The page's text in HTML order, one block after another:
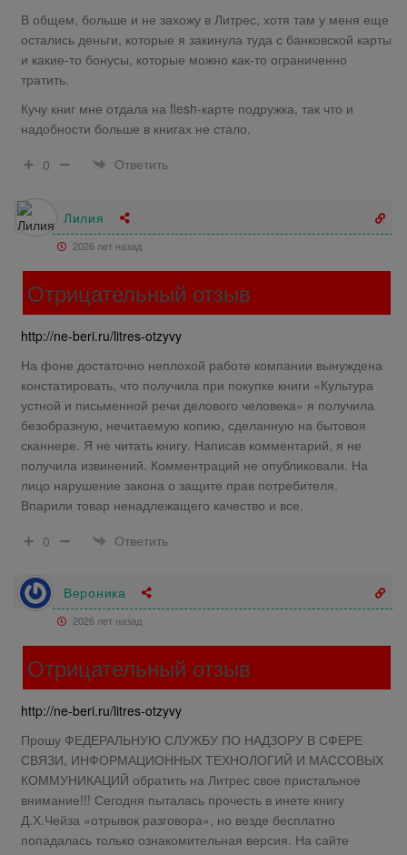
В общем, больше и не захожу в Литрес, хотя там у меня еще
остались деньги, которые я закинула туда с банковской карты
и какие-то бонусы, которые можно как-то ограниченно
тратить.
Кучу книг мне отдала на flesh-карте подружка, так что и
надобности больше в книгах не стало.
0
Ответить
Лилия
2026 лет назад
Отрицательный отзыв
http://ne-beri.ru/litres-otzyvy
На фоне достаточно неплохой работе компании вынуждена
констатировать, что получила при покупке книги «Культура
устной и письменной речи делового человека» я получила
безобразную, нечитаемую копию, сделанную на бытовоя
сканнере. Я не читать книгу. Написав комментарий, я не
получила извинений. Комментраций не опубликовали. На
лицо нарушение закона о защите прав потребителя.
Впарили товар ненадлежащего качество и все.
0
Ответить
Вероника
2026 лет назад
Отрицательный отзыв
http://ne-beri.ru/litres-otzyvy
Прошу ФЕДЕРАЛЬНУЮ СЛУЖБУ ПО НАДЗОРУ В СФЕРЕ
СВЯЗИ, ИНФОРМАЦИОННЫХ ТЕХНОЛОГИЙ И МАССОВЫХ
КОММУНИКАЦИЙ обратить на Литрес свое пристальное
внимание!!! Сегодня пыталась прочесть в инете книгу
Д.Х.Чейза «отрывок разговора», но везде бесплатно
попадалась только ознакомительная версия. На сайте